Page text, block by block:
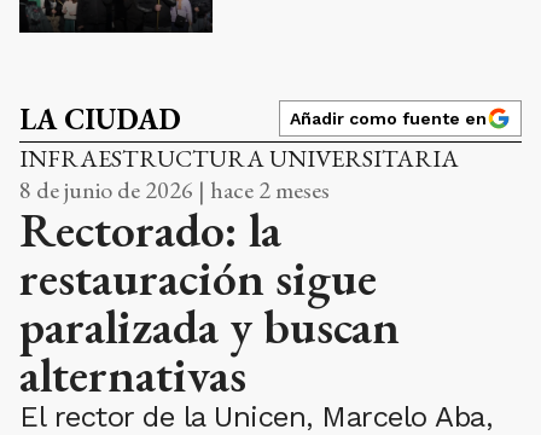
LA CIUDAD Añadir como fuente en
INFRAESTRUCTURA UNIVERSITARIA
8 de junio de 2026 | hace 2 meses
Rectorado: la
restauración sigue
paralizada y buscan
alternativas
El rector de la Unicen, Marcelo Aba,